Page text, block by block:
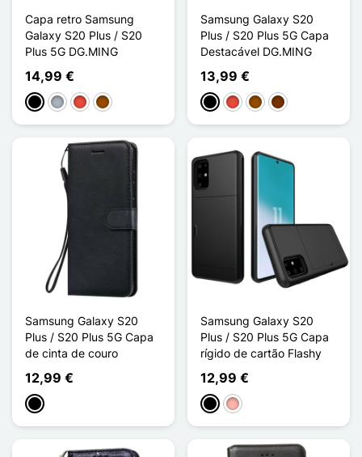
Capa retro Samsung
Galaxy S20 Plus / S20
Plus 5G DG.MING
14,99 €
PretoCinzento
VermelhoCastanho
Samsung Galaxy S20
Plus / S20 Plus 5G Capa
Destacável DG.MING
13,99 €
PretoVermelho
Castanho
Café
Samsung Galaxy S20
Plus / S20 Plus 5G Capa
de cinta de couro
12,99 €
Preto
Samsung Galaxy S20
Plus / S20 Plus 5G Capa
rígido de cartão Flashy
12,99 €
PretoOuro rosa